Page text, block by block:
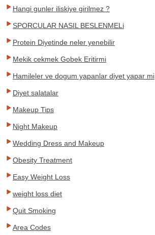
Hangi gunler iliskiye girilmez ?
SPORCULAR NASIL BESLENMELi
Protein Diyetinde neler yenebilir
Mekik cekmek Gobek Eritirmi
Hamileler ve dogum yapanlar diyet yapar mi
Diyet salatalar
Makeup Tips
Night Makeup
Wedding Dress and Makeup
Obesity Treatment
Easy Weight Loss
weight loss diet
Quit Smoking
Area Codes